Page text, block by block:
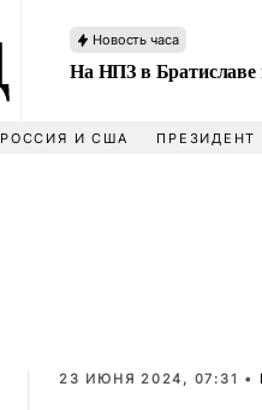
Новость часа
На НПЗ в
РОССИЯ И США ПРЕЗИДЕНТ
23 ИЮНЯ 2024, 07:31 •